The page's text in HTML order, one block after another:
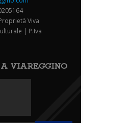
Viva
| P.Iva
VIAREGGINO